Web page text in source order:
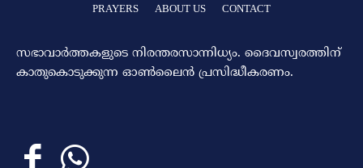
PRAYERS ABOUT US CONTACT
സഭാവാര്‍ത്തകളുടെ നിരന്തരസാന്നിധ്യം. ദൈവസ്വരത്തിന്‌
കാതുകൊടുക്കുന്ന ഓണ്‍ലൈന്‍ പ്രസിദ്ധീകരണം.